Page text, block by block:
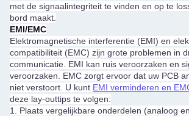
met de signaalintegriteit te vinden en op te
bord maakt.
EMI/EMC
Elektromagnetische interferentie (EMI) en
compatibiliteit (EMC) zijn grote problemen in
communicatie. EMI kan ruis veroorzaken en
veroorzaken. EMC zorgt ervoor dat uw PCB
niet verstoort. U kunt EMI verminderen en
deze lay-outtips te volgen:
1. Plaats vergelijkbare onderdelen (analoog